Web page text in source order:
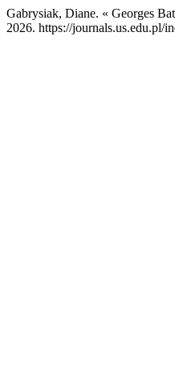
Gabrysiak, Diane. « Georges
2026. https://journals.us.edu.pl/